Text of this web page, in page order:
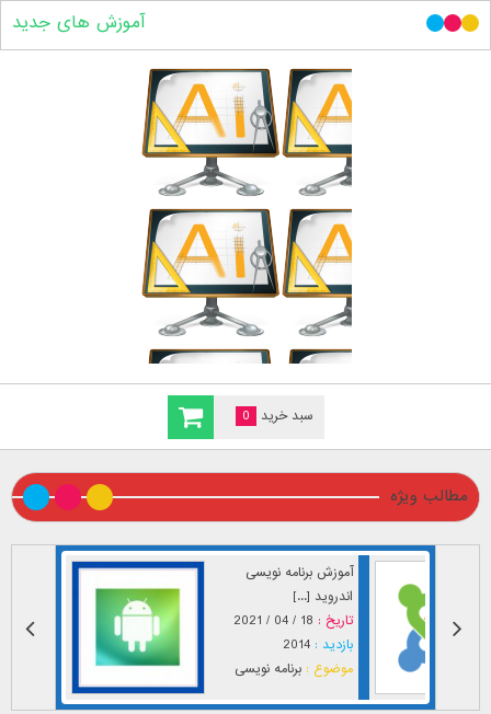
سبد خرید 0
آموزش های جدید
مطالب ویژه
آموزش برنامه نویسی
اندروید [...]
تاریخ : 18 / 04 / 2021
بازدید : 2014
موضوع : برنامه نویسی